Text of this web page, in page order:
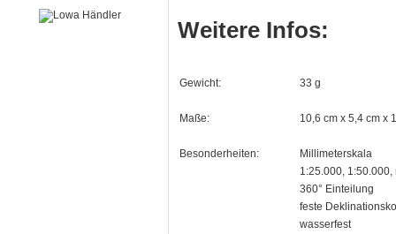
Weitere Infos:
Gewicht: 33 g
Maße: 10,6 cm x 5,4 cm x
Besonderheiten:
Millimeterskala
1:25.000, 1:50.000,
360° Einteilung
feste
wasserfest